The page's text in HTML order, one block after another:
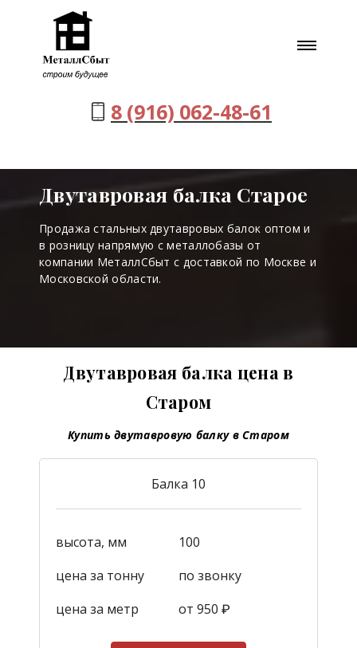
8 (916) 062-48-61
Двутавровая балка Старое
Продажа стальных двутавровых балок оптом и
в розницу напрямую с металлобазы от
компании МеталлСбыт с доставкой по Москве и
Московской области.
Двутавровая балка цена в
Старом
Купить двутавровую балку в Старом
Балка 10
высота, мм
100
цена за тонну
по звонку
цена за метр
от 950 ₽